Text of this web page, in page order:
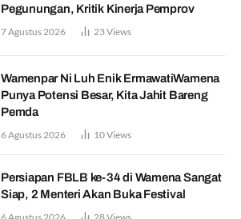
Pegunungan, Kritik Kinerja Pemprov
7 Agustus 2026 23Views
Wamenpar Ni Luh Enik ErmawatiWamena
Punya Potensi Besar, Kita Jahit Bareng
Pemda
6 Agustus 2026 10Views
Persiapan FBLB ke-34 di Wamena Sangat
Siap, 2 Menteri Akan Buka Festival